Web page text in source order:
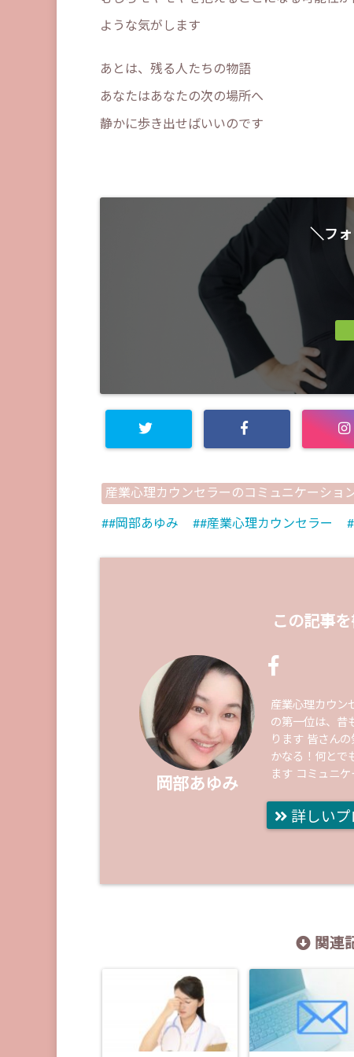
ような気がします
あとは、残る人たちの物語
あなたはあなたの次の場所へ
静かに歩き出せばいいのです
＼フ
産業心理カウンセラーのコミュニケーショ
#岡部あゆみ #産業心理カウンセラー
この記事
岡部あゆみ
産業心理カウ
の第一位は、昔
ります 皆さん
かなる！何とで
ます コミュニ
詳しいプ
関連